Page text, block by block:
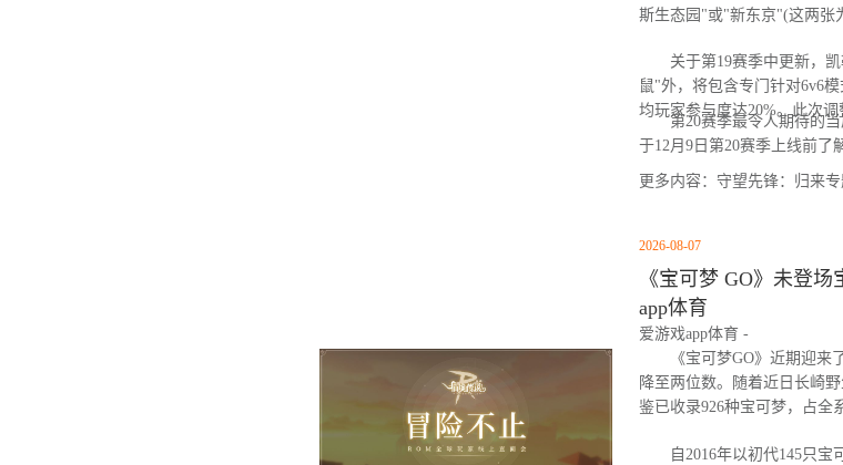
斯生态园"或"新东京"(这两张
关于第19赛季中更新，凯
鼠"外，将包含专门针对6v6
均玩家参与度达20%。此次
第20赛季最令人期待的当
于12月9日第20赛季上线前了
更多内容：守望先锋：归来
2026-08-07
《宝可梦 GO》未登
app体育
爱游戏app体育 -
《宝可梦GO》近期迎来了
降至两位数。随着近日长崎
鉴已收录926种宝可梦，占全
自2016年以初代145只宝